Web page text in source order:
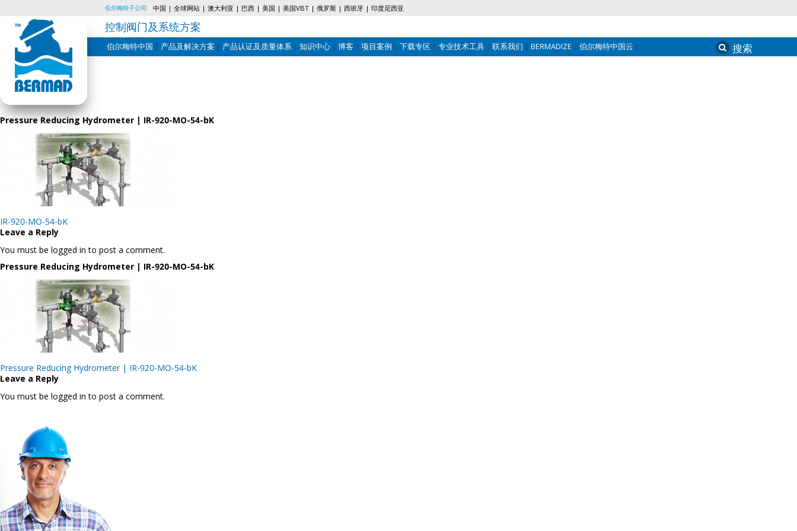
Skip
content
伯尔梅特子公司: 中国 全球网站 澳大利亚 巴西 美国 美国VBT 俄罗斯 西班牙 印度尼西亚
控制阀门及系统方案
伯尔梅特中国 产品及解决方案 产品认证及质量体系 知识中心 博客 项目案例 下载专区 专业技术工具 联系我们 BERMADIZE 伯尔梅特中国云 Search
for:
Pressure Reducing Hydrometer | IR-920-MO-54-bK
Post
navigation
IR-920-MO-54-bK
Leave a Reply
You must be logged in to post a comment.
Pressure Reducing Hydrometer | IR-920-MO-54-bK
Post
navigation
Pressure Reducing Hydrometer | IR-920-MO-54-bK
Leave a Reply
You must be logged in to post a comment.